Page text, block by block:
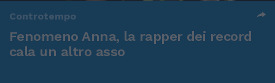
Controtempo
Fenomeno Anna, la rapper dei record
cala un altro asso